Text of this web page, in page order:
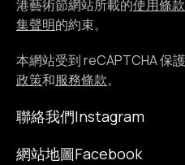
郵
港藝術節網站所載的使用條款
集聲明的約束。
本網站受到 reCAPTCHA 保
政策和服務條款。
聯絡我們
網站地圖
Instagram
Facebook